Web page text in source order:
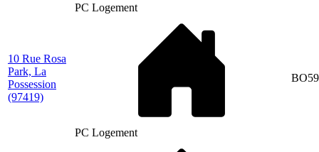
PC Logement
10 Rue Rosa
Park, La
Possession
(97419)
PC Logement